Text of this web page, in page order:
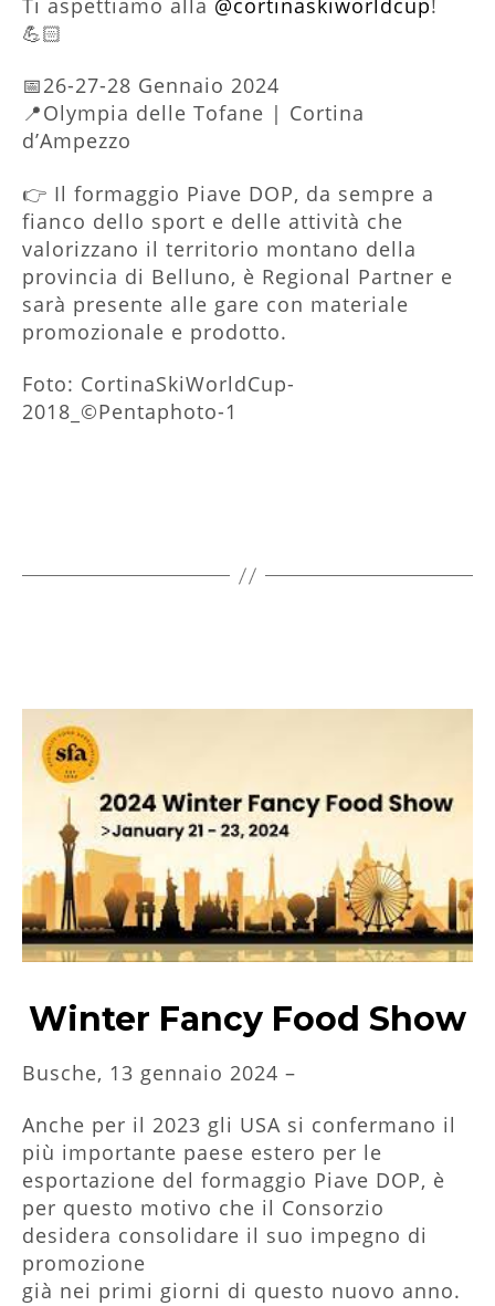
💪🏻
📅26-27-28 Gennaio 2024
📍Olympia delle Tofane | Cortina
d’Ampezzo
👉 Il formaggio Piave DOP, da sempre a
fianco dello sport e delle attività che
valorizzano il territorio montano della
provincia di Belluno, è Regional Partner e
sarà presente alle gare con materiale
promozionale e prodotto.
Foto: CortinaSkiWorldCup-
2018_©Pentaphoto-1
Winter Fancy Food Show
Busche, 13 gennaio 2024 –
Anche per il 2023 gli USA si confermano il
più importante paese estero per le
esportazione del formaggio Piave DOP, è
per questo motivo che il Consorzio
desidera consolidare il suo impegno di
promozione
già nei primi giorni di questo nuovo anno.